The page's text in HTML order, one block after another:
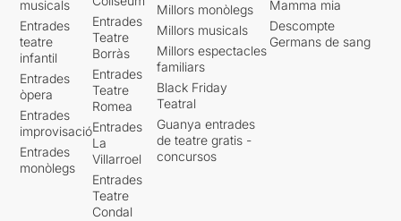
musicals
Entrades
teatre
infantil
Entrades
òpera
Entrades
improvisació
Entrades
monòlegs
Entrades
Teatre
Borràs
Entrades
Teatre
Romea
Entrades
La
Villarroel
Entrades
Teatre
Condal
Millors monòlegs
Millors musicals
Millors espectacles
familiars
Black Friday
Teatral
Guanya entrades
de teatre gratis -
concursos
Mamma mia
Descompte
Germans de sang